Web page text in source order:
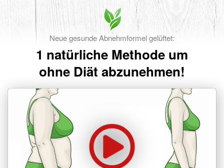
Neue gesunde Abnehmformel gelüftet:
1 natürliche Methode um
ohne Diät abzunehmen!